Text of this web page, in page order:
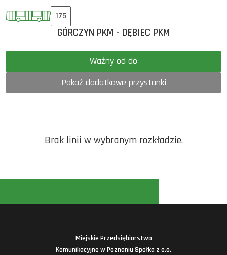
175
GÓRCZYN PKM - DĘBIEC PKM
Ważny od do
Pokaż dodatkowe przystanki
Brak linii w wybranym rozkładzie.
Miejskie Przedsiębiorstwo
Komunikacyjne w Poznaniu Spółka z o.o.